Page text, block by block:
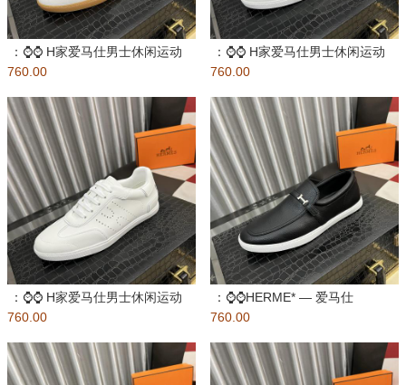
：⌚️⌚️ H家爱马仕男士休闲运动
鞋 麂皮山羊皮运动鞋装饰撞
760.00
：⌚️⌚️ H家爱马仕男士休闲运动
鞋 麂皮山羊皮运动鞋装饰撞
760.00
：⌚️⌚️ H家爱马仕男士休闲运动
鞋 麂皮山羊皮运动鞋装饰撞
760.00
：⌚️⌚️HERME* — 爱马仕
Bouncing运动鞋，男
760.00